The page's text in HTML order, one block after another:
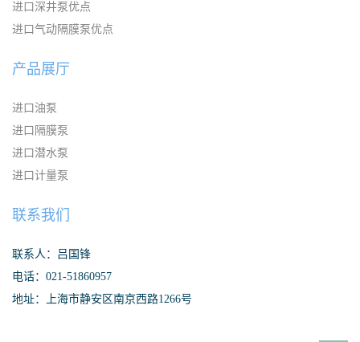
进口深井泵优点
进口气动隔膜泵优点
产品展厅
进口油泵
进口隔膜泵
进口潜水泵
进口计量泵
联系我们
联系人：吕国锋
电话：021-51860957
地址：上海市静安区南京西路1266号